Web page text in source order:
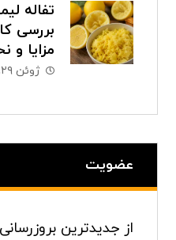
تفاله
بررسی
مزایا و
ژوئن ۲۹, ۲۰۲۶
عضویت
از جدیدترین